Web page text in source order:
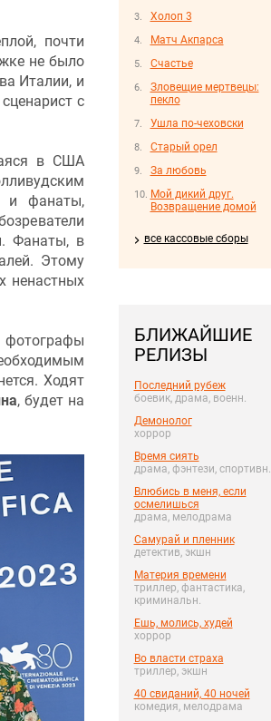
Холоп 3
Матч Акпарса
Счастье
Зловещие мертвецы:
пекло
Ушла по-чеховски
Старый орел
За любовь
Мой дикий друг.
Возвращение домой
все кассовые сборы
БЛИЖАЙШИЕ
РЕЛИЗЫ
Последний рубеж
боевик, драма, военн.
Демонолог
хоррор
Время сиять
драма, фэнтези, спортивн.
Влюбись в меня, если
осмелишься
драма, мелодрама
Самурай и пленник
детектив, экшн
Материя времени
триллер, фантастика,
криминальн.
Ешь, молись, худей
хоррор
Во власти страха
триллер, экшн
40 свиданий, 40 ночей
комедия, мелодрама
почти
не было
Италии, и
с
в США
и фанаты,
Фанаты, в
Этому
ненастных
фотографы
Ходят
, будет на